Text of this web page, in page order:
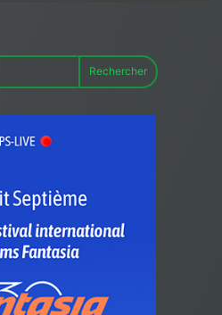
Rechercher